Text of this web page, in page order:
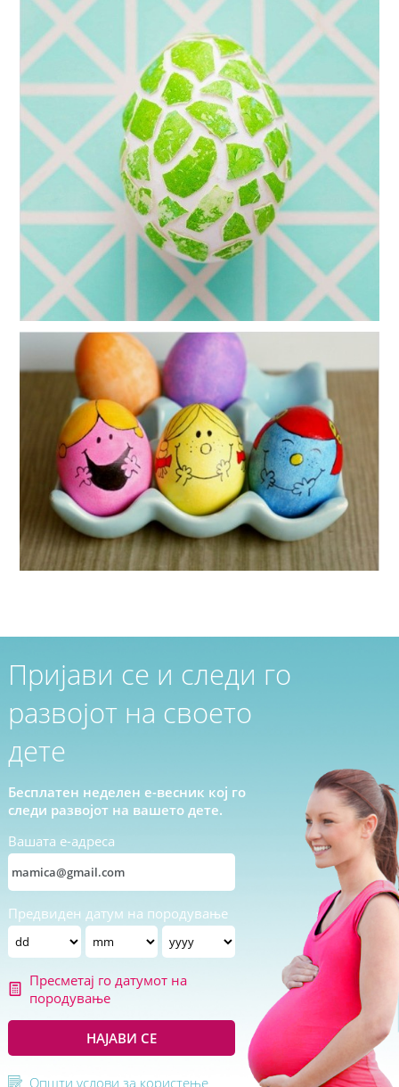
Пријави се и следи го
развојот на своето
дете
Бесплатен неделен е-весник кој го
следи развојот на вашето дете.
Вашата е-адреса
Предвиден датум на породување
Пресметај го датумот на
породување
НАЈАВИ СЕ
Општи услови за користење